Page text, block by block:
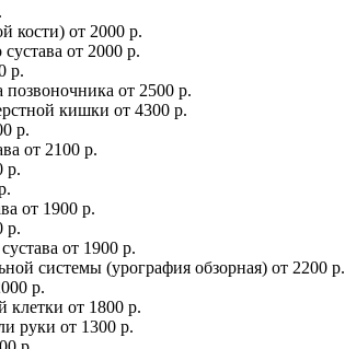
кости) от 2000 р.
от 2000 р.
р.
позвоночника от 2500 р.
кишки от 4300 р.
р.
от 2100 р.
р.
от 1900 р.
р.
от 1900 р.
системы (урография обзорная) от 2200 р.
р.
клетки от 1800 р.
руки от 1300 р.